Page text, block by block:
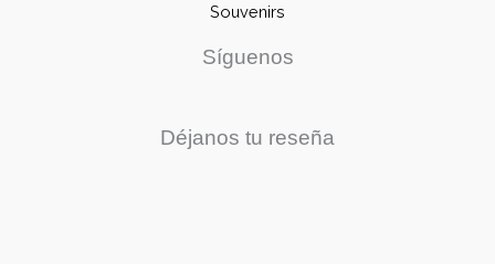
Souvenirs
Síguenos
Déjanos tu reseña